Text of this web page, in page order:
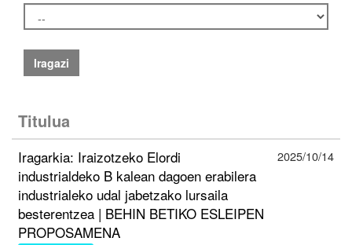
Iragazi
Titulua
Iragarkia: Iraizotzeko Elordi
industrialdeko B kalean dagoen erabilera
industrialeko udal jabetzako lursaila
besterentzea | BEHIN BETIKO ESLEIPEN
PROPOSAMENA
2025/10/14